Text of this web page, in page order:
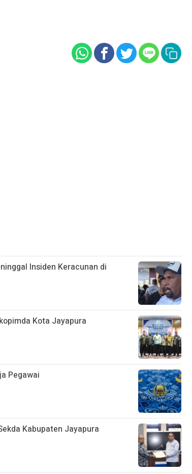
Insiden Keracunan di
Kota Jayapura
Pegawai
Kabupaten Jayapura